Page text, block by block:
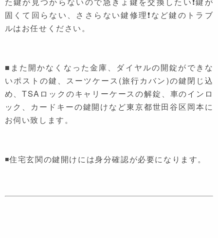
固くて回らない、ささらない鍵修理❗など鍵のトラブ
ルはお任せください。
■また開かなくなった金庫、ダイヤルの開錠ができな
いポストの鍵、スーツケース(旅行カバン)の鍵閉じ込
め、TSAロックのキャリーケースの解錠、車のインロ
ック、カードキーの鍵開けなど東京都世田谷区岡本に
お伺い致します。
◾住宅玄関の鍵開けには身分確認が必要になります。